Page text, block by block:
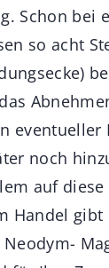
Schon bei
so acht
eventueller
noch
auf
Handel